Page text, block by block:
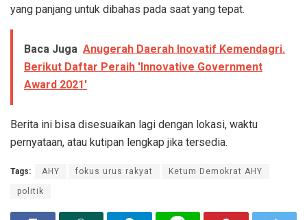
yang panjang untuk dibahas pada saat yang tepat.
Baca Juga Anugerah Daerah Inovatif Kemendagri.
Berikut Daftar Peraih 'Innovative Government
Award 2021'
Berita ini bisa disesuaikan lagi dengan lokasi, waktu
pernyataan, atau kutipan lengkap jika tersedia.
Tags: AHY fokus urus rakyat Ketum Demokrat AHY
politik